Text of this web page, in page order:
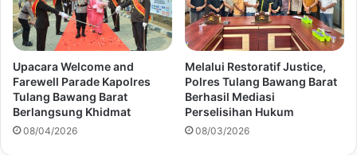
Upacara Welcome and
Farewell Parade Kapolres
Tulang Bawang Barat
Berlangsung Khidmat
08/04/2026
Melalui Restoratif Justice,
Polres Tulang Bawang Barat
Berhasil Mediasi
Perselisihan Hukum
08/03/2026